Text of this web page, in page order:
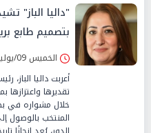
"داليا الباز"
بتصميم طابع
الخميس 09/يوليو/2026 - 02:23 ص
أعربت داليا
تقديرها
خلال مشواره في